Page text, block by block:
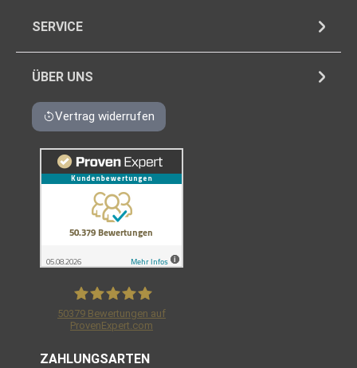
SERVICE
ÜBER UNS
Vertrag widerrufen
50379 Bewertungen auf
ProvenExpert.com
ZAHLUNGSARTEN